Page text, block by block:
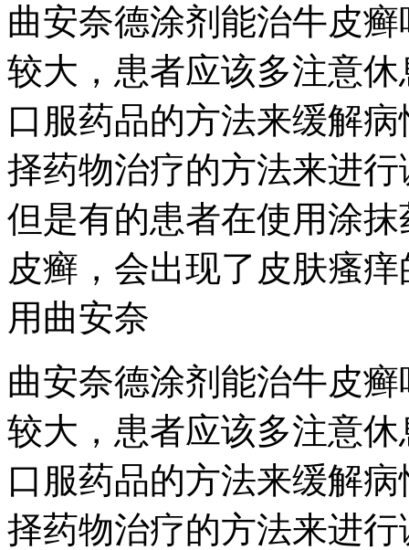
曲安奈德涂剂能治牛皮
较大，患者应该多注意
口服药品的方法来缓解
择药物治疗的方法来进
但是有的患者在使用涂
皮癣，会出现了皮肤瘙
用曲安奈
曲安奈德涂剂能治牛皮
较大，患者应该多注意
口服药品的方法来缓解
择药物治疗的方法来进